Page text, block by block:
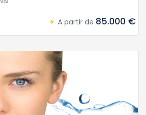
A partir de 85.000 €